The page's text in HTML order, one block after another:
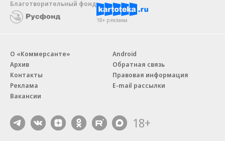
07.08.2026
STONE
07.08.2026
ПАО ДОМ.РФ
реализовывать ESG-стратегию
Благотворительный фонд
18+ реклама